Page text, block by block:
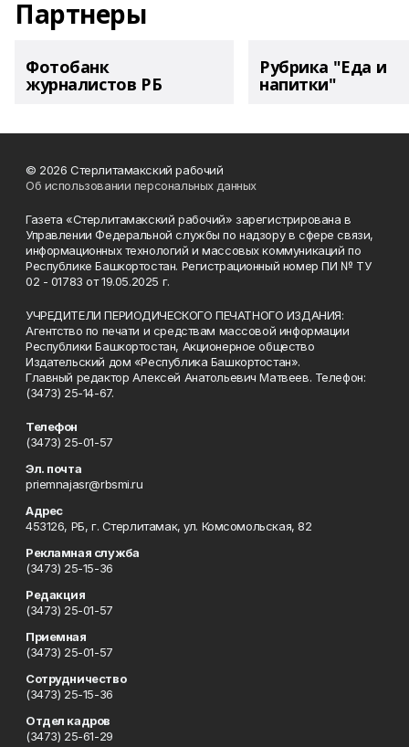
Партнеры
Фотобанк
журналистов РБ
Рубрика "Еда и
напитки"
© 2026 Стерлитамакский рабочий
Об использовании персональных данных
Газета «Стерлитамакский рабочий» зарегистрирована в
Управлении Федеральной службы по надзору в сфере связи,
информационных технологий и массовых коммуникаций по
Республике Башкортостан. Регистрационный номер ПИ № ТУ
02 - 01783 от 19.05.2025 г.
УЧРЕДИТЕЛИ ПЕРИОДИЧЕСКОГО ПЕЧАТНОГО ИЗДАНИЯ:
Агентство по печати и средствам массовой информации
Республики Башкортостан, Акционерное общество
Издательский дом «Республика Башкортостан».
Главный редактор Алексей Анатольевич Матвеев. Телефон:
(3473) 25-14-67.
Телефон
(3473) 25-01-57
Эл. почта
priemnajasr@rbsmi.ru
Адрес
453126, РБ, г. Стерлитамак, ул. Комсомольская, 82
Рекламная служба
(3473) 25-15-36
Редакция
(3473) 25-01-57
Приемная
(3473) 25-01-57
Сотрудничество
(3473) 25-15-36
Отдел кадров
(3473) 25-61-29